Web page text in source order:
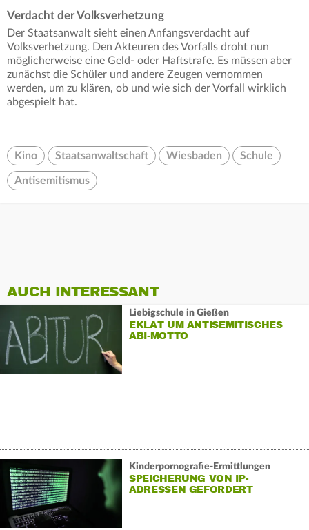
Verdacht der Volksverhetzung
Der Staatsanwalt sieht einen Anfangsverdacht auf
Volksverhetzung. Den Akteuren des Vorfalls droht nun
möglicherweise eine Geld- oder Haftstrafe. Es müssen aber
zunächst die Schüler und andere Zeugen vernommen
werden, um zu klären, ob und wie sich der Vorfall wirklich
abgespielt hat.
Kino Staatsanwaltschaft Wiesbaden Schule
Antisemitismus
AUCH INTERESSANT
Liebigschule in Gießen
EKLAT UM ANTISEMITISCHES
ABI-MOTTO
Kinderpornografie-Ermittlungen
SPEICHERUNG VON IP-
ADRESSEN GEFORDERT